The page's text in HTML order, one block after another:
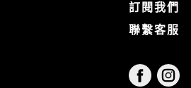
訂閱我們
聯繫客服